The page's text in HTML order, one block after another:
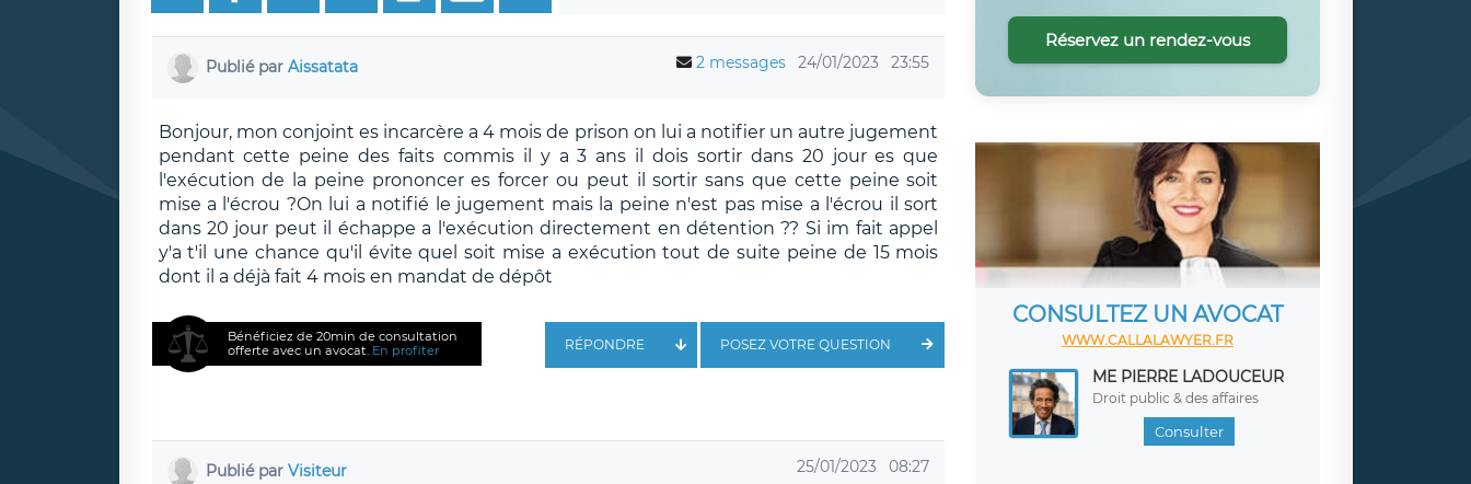
Publié par Aissatata 2 messages 24/01/2023 23:55
Bonjour, mon conjoint es incarcère a 4 mois de prison on lui a notifier un autre jugement
pendant cette peine des faits commis il y a 3 ans il dois sortir dans 20 jour es que
l'exécution de la peine prononcer es forcer ou peut il sortir sans que cette peine soit
mise a l'écrou ?On lui a notifié le jugement mais la peine n'est pas mise a l'écrou il sort
dans 20 jour peut il échappe a l'exécution directement en détention ?? Si im fait appel
y'a t'il une chance qu'il évite quel soit mise a exécution tout de suite peine de 15 mois
dont il a déjà fait 4 mois en mandat de dépôt
Bénéficiez de 20min de consultation
offerte avec un avocat. En profiter POSEZ VOTRE QUESTION
RÉPONDRE
Publié par Visiteur 25/01/2023 08:27
Réservez un rendez-vous
CONSULTEZ UN AVOCAT
WWW.CALLALAWYER.FR
ME PIERRE LADOUCEUR
Droit public & des affaires
Consulter